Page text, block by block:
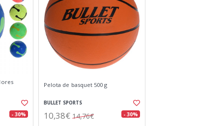
- 30%
Pelota de basquet 500 g
BULLET SPORTS
10,38€ 14,76€ - 30%